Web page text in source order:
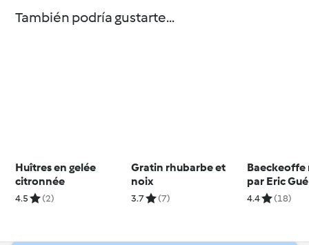
También podría gustarte...
Huîtres en gelée
citronnée
4.5 (2)
Gratin rhubarbe et
noix
3.7 (7)
Baeckeoffe
par Eric
4.4 (18)